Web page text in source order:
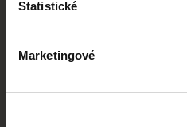
Statistické
Marketingové